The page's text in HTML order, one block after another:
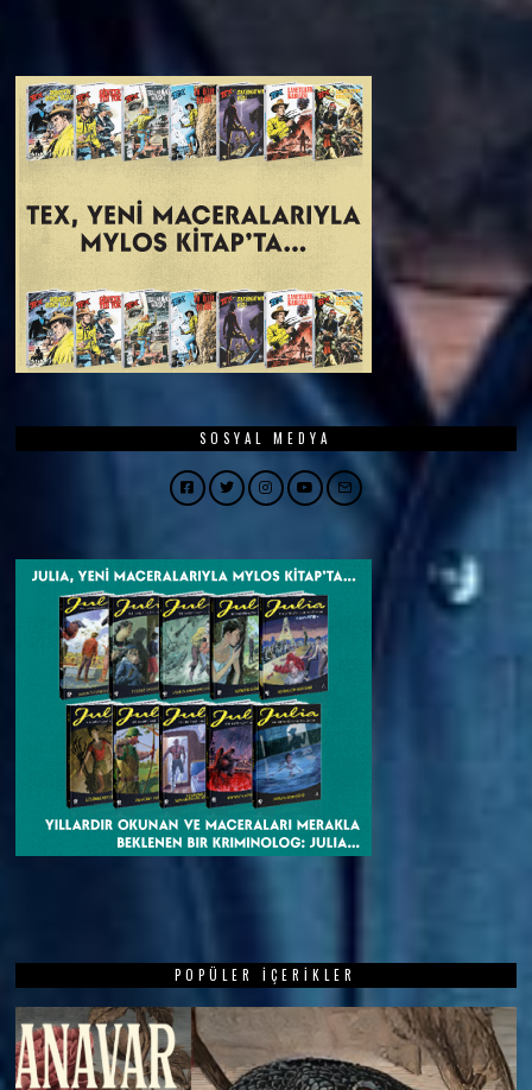
SOSYAL MEDYA
Facebook
TwitterInstagram
YouTubeEmail
POPÜLER İÇERIKLER